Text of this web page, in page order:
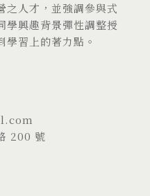
之人才，並強調參與式
學興趣背景彈性調整授
習上的著力點。
200 號